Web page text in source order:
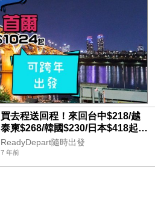
買去程送回程！來回台中$218/越
泰柬$268/韓國$230/日本$418起，
今朝9點 – HK Express
ReadyDepart隨時出發
7 年前